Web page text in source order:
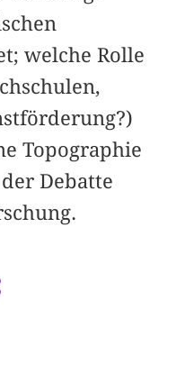
welche Rolle
Topographie
Debatte